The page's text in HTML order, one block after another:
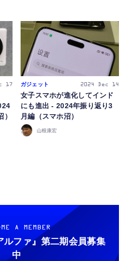
17 ガジェット 2024 Dec 14
女子スマホが進化してインド
にも進出 - 2024年振り返り3
月編（スマホ沼）
山根康宏
A MEMBER
ルファ』 第二期会員募集
中